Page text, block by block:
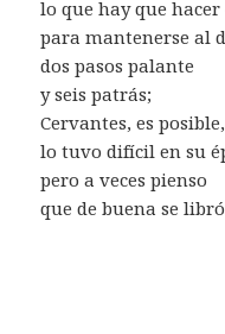
lo que hay que
para mantenerse al
dos pasos palante
y seis patrás;
Cervantes, es posible,
lo tuvo difícil en su
pero a veces pienso
que de buena se